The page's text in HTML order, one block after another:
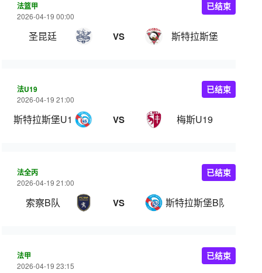
法篮甲
2026-04-19 00:00
圣昆廷 VS 斯特拉斯堡
已结束
法U19
2026-04-19 21:00
斯特拉斯堡U19 VS 梅斯U19
已结束
法全丙
2026-04-19 21:00
索察B队 VS 斯特拉斯堡B队
已结束
法甲
2026-04-19 23:15
已结束